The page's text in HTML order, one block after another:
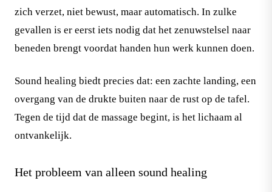
zich verzet, niet bewust, maar automatisch. In zulke
gevallen is er eerst iets nodig dat het zenuwstelsel naar
beneden brengt voordat handen hun werk kunnen doen.
Sound healing biedt precies dat: een zachte landing, een
overgang van de drukte buiten naar de rust op de tafel.
Tegen de tijd dat de massage begint, is het lichaam al
ontvankelijk.
Het probleem van alleen sound healing